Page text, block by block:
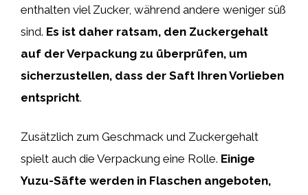
enthalten viel Zucker, während andere weniger süß
sind. Es ist daher ratsam, den Zuckergehalt
auf der Verpackung zu überprüfen, um
sicherzustellen, dass der Saft Ihren Vorlieben
entspricht.
Zusätzlich zum Geschmack und Zuckergehalt
spielt auch die Verpackung eine Rolle. Einige
Yuzu-Säfte werden in Flaschen angeboten,